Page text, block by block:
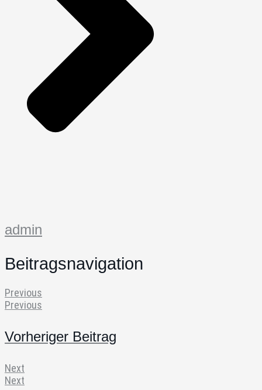
admin
Beitragsnavigation
Previous
Previous
Vorheriger Beitrag
Next
Next